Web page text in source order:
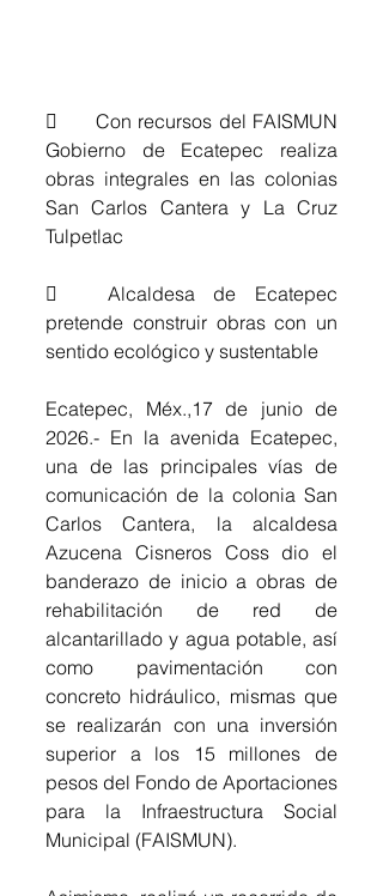
	Con recursos del FAISMUN
Gobierno de Ecatepec realiza
obras integrales en las colonias
San Carlos Cantera y La Cruz
Tulpetlac
	Alcaldesa de Ecatepec
pretende construir obras con un
sentido ecológico y sustentable
Ecatepec, Méx.,17 de junio de
2026.- En la avenida Ecatepec,
una de las principales vías de
comunicación de la colonia San
Carlos Cantera, la alcaldesa
Azucena Cisneros Coss dio el
banderazo de inicio a obras de
rehabilitación de red de
alcantarillado y agua potable, así
como pavimentación con
concreto hidráulico, mismas que
se realizarán con una inversión
superior a los 15 millones de
pesos del Fondo de Aportaciones
para la Infraestructura Social
Municipal (FAISMUN).